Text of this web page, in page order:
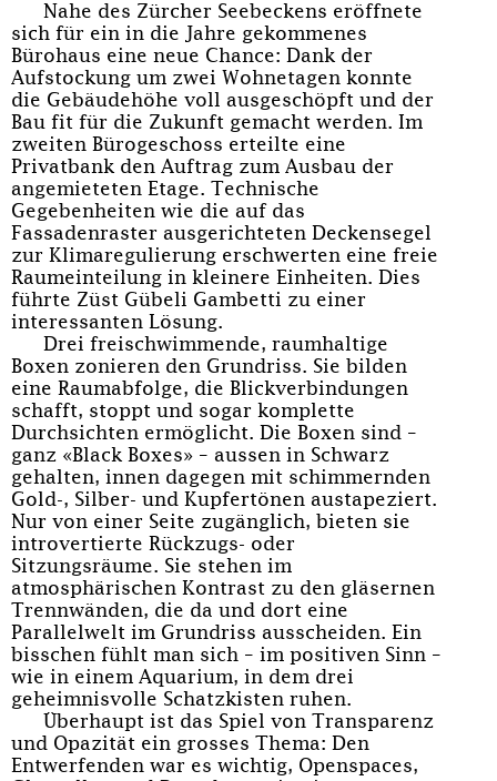
Nahe des Zürcher Seebeckens eröffnete
sich für ein in die Jahre gekommenes
Bürohaus eine neue Chance: Dank der
Aufstockung um zwei Wohnetagen konnte
die Gebäudehöhe voll ausgeschöpft und der
Bau fit für die Zukunft gemacht werden. Im
zweiten Bürogeschoss erteilte eine
Privatbank den Auftrag zum Ausbau der
angemieteten Etage. Technische
Gegebenheiten wie die auf das
Fassadenraster ausgerichteten Deckensegel
zur Klimaregulierung erschwerten eine freie
Raumeinteilung in kleinere Einheiten. Dies
führte Züst Gübeli Gambetti zu einer
interessanten Lösung.
Drei freischwimmende, raumhaltige
Boxen zonieren den Grundriss. Sie bilden
eine Raumabfolge, die Blickverbindungen
schafft, stoppt und sogar komplette
Durchsichten ermöglicht. Die Boxen sind –
ganz «Black Boxes» – aussen in Schwarz
gehalten, innen dagegen mit schimmernden
Gold-, Silber- und Kupfertönen austapeziert.
Nur von einer Seite zugänglich, bieten sie
introvertierte Rückzugs- oder
Sitzungsräume. Sie stehen im
atmosphärischen Kontrast zu den gläsernen
Trennwänden, die da und dort eine
Parallelwelt im Grundriss ausscheiden. Ein
bisschen fühlt man sich – im positiven Sinn –
wie in einem Aquarium, in dem drei
geheimnisvolle Schatzkisten ruhen.
Überhaupt ist das Spiel von Transparenz
und Opazität ein grosses Thema: Den
Entwerfenden war es wichtig, Openspaces,